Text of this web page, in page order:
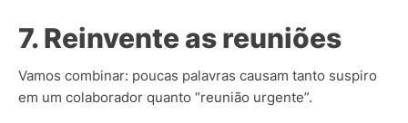
7. Reinvente as reuniões
Vamos combinar: poucas palavras causam tanto suspiro
em um colaborador quanto “reunião urgente”.